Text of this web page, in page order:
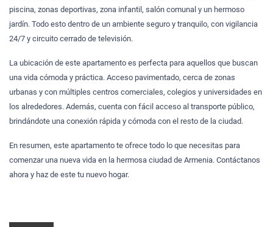
piscina, zonas deportivas, zona infantil, salón comunal y un hermoso
jardín. Todo esto dentro de un ambiente seguro y tranquilo, con vigilancia
24/7 y circuito cerrado de televisión.
La ubicación de este apartamento es perfecta para aquellos que buscan
una vida cómoda y práctica. Acceso pavimentado, cerca de zonas
urbanas y con múltiples centros comerciales, colegios y universidades en
los alrededores. Además, cuenta con fácil acceso al transporte público,
brindándote una conexión rápida y cómoda con el resto de la ciudad.
En resumen, este apartamento te ofrece todo lo que necesitas para
comenzar una nueva vida en la hermosa ciudad de Armenia. Contáctanos
ahora y haz de este tu nuevo hogar.